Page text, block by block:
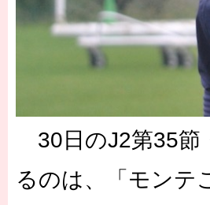
30日のJ2第35節
るのは、「モンテ